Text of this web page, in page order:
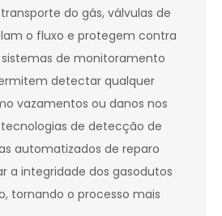
do gás, válvulas de
o fluxo e protegem contra
sistemas de monitoramento
detectar qualquer
vazamentos ou danos nos
de detecção de
automatizados de reparo
a integridade dos gasodutos
tornando o processo mais